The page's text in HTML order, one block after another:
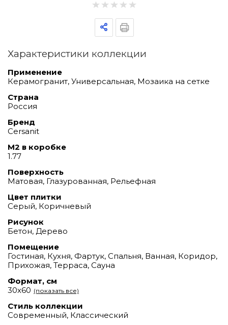
Характеристики коллекции
Применение
Керамогранит, Универсальная, Мозаика на сетке
Страна
Россия
Бренд
Cersanit
М2 в коробке
1.77
Поверхность
Матовая, Глазурованная, Рельефная
Цвет плитки
Серый, Коричневый
Рисунок
Бетон, Дерево
Помещение
Гостиная, Кухня, Фартук, Спальня, Ванная, Коридор,
Прихожая, Терраса, Сауна
Формат, см
30х60 (показать все)
Стиль коллекции
Современный, Классический